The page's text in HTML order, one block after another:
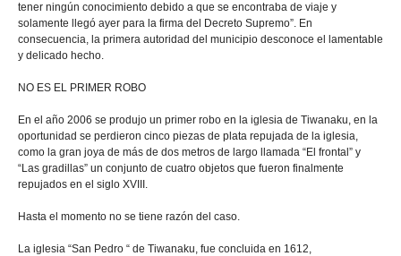
tener ningún conocimiento debido a que se encontraba de viaje y
solamente llegó ayer para la firma del Decreto Supremo”. En
consecuencia, la primera autoridad del municipio desconoce el lamentable
y delicado hecho.
NO ES EL PRIMER ROBO
En el año 2006 se produjo un primer robo en la iglesia de Tiwanaku, en la
oportunidad se perdieron cinco piezas de plata repujada de la iglesia,
como la gran joya de más de dos metros de largo llamada “El frontal” y
“Las gradillas” un conjunto de cuatro objetos que fueron finalmente
repujados en el siglo XVIII.
Hasta el momento no se tiene razón del caso.
La iglesia “San Pedro “ de Tiwanaku, fue concluida en 1612,